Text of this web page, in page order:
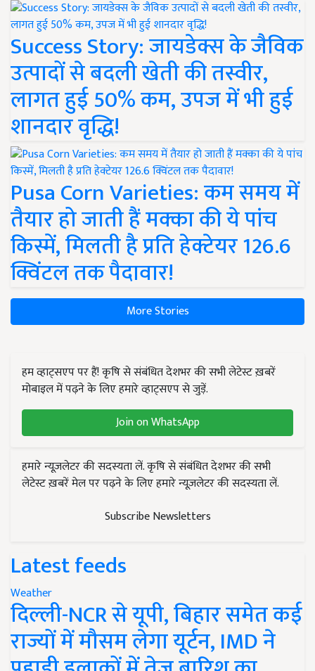
Success Story: जायडेक्स के जैविक
उत्पादों से बदली खेती की तस्वीर,
लागत हुई 50% कम, उपज में भी हुई
शानदार वृद्धि!
Pusa Corn Varieties: कम समय में
तैयार हो जाती हैं मक्का की ये पांच
किस्में, मिलती है प्रति हेक्टेयर 126.6
क्विंटल तक पैदावार!
More Stories
हम व्हाट्सएप पर हैं! कृषि से संबंधित देशभर की सभी लेटेस्ट ख़बरें
मोबाइल में पढ़ने के लिए हमारे व्हाट्सएप से जुड़ें.
Join on WhatsApp
हमारे न्यूज़लेटर की सदस्यता लें. कृषि से संबंधित देशभर की सभी
लेटेस्ट ख़बरें मेल पर पढ़ने के लिए हमारे न्यूज़लेटर की सदस्यता लें.
Subscribe Newsletters
Latest feeds
Weather
दिल्ली-NCR से यूपी, बिहार समेत कई
राज्यों में मौसम लेगा यूर्टन, IMD ने